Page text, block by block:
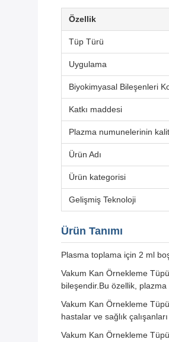
Özellik
Tüp Türü
Uygulama
Biyokimyasal Bileşenleri
Katkı maddesi
Plazma numunelerinin
Ürün Adı
Ürün kategorisi
Gelişmiş Teknoloji
Ürün Tanımı
Plasma toplama için 2 ml
Vakum Kan Örnekleme
bileşendir.Bu özellik,
Vakum Kan Örnekleme
hastalar ve sağlık
Vakum Kan Örnekleme